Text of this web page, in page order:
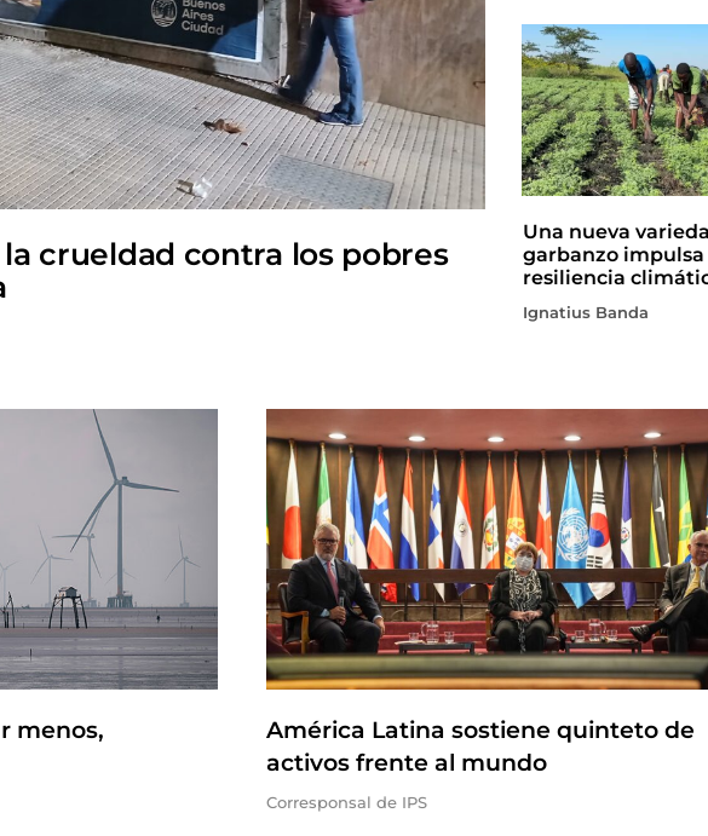
crueldad contra los pobres
Una nueva
garbanzo impulsa
resiliencia
Ignatius Banda
menos,
América Latina sostiene quinteto de
activos frente al mundo
Corresponsal de IPS